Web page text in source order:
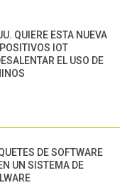
QUIERE ESTA NUEVA
IOT
EL USO DE
DE SOFTWARE
UN SISTEMA DE